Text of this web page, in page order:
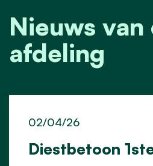
Nieuws van
afdeling
Diestbetoon
02/04/26